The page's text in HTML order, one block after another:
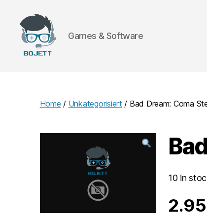
Games & Software
Home / Unkategorisiert / Bad Dream: Coma
10 in
2.95